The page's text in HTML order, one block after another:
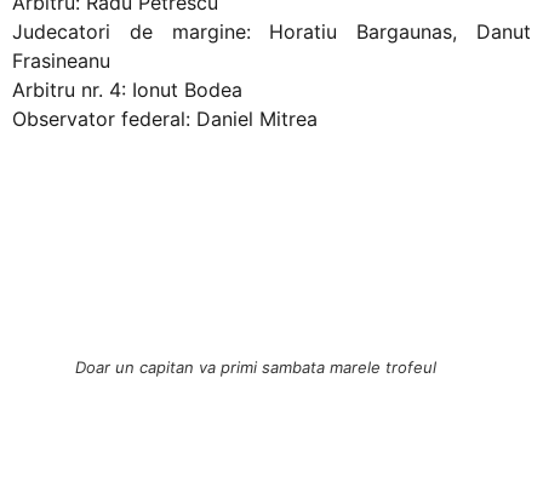
Judecatori de margine: Horatiu Bargaunas, Danut
Frasineanu
Arbitru nr. 4: Ionut Bodea
Observator federal: Daniel Mitrea
Doar un capitan va primi sambata marele trofeul